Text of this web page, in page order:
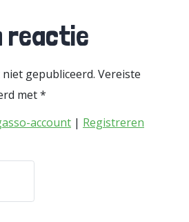
reactie
gepubliceerd. Vereiste
met*
account | Registreren